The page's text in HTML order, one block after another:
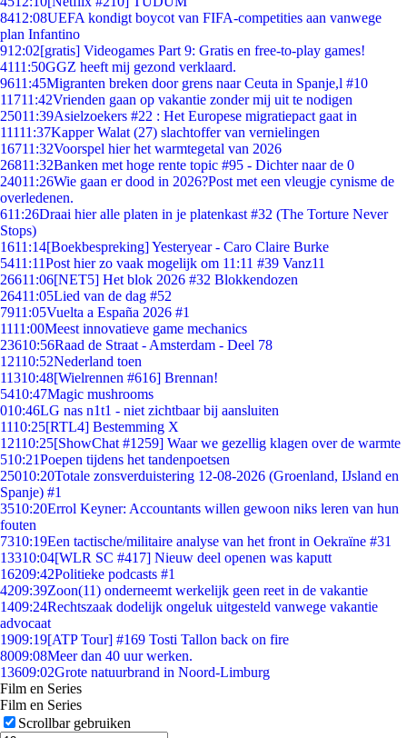
8412:08UEFA kondigt boycot van FIFA-competities aan vanwege
plan Infantino
912:02[gratis] Videogames Part 9: Gratis en free-to-play games!
4111:50GGZ heeft mij gezond verklaard.
9611:45Migranten breken door grens naar Ceuta in Spanje,l #10
11711:42Vrienden gaan op vakantie zonder mij uit te nodigen
25011:39Asielzoekers #22 : Het Europese migratiepact gaat in
11111:37Kapper Walat (27) slachtoffer van vernielingen
16711:32Voorspel hier het warmtegetal van 2026
26811:32Banken met hoge rente topic #95 - Dichter naar de 0
24011:26Wie gaan er dood in 2026?Post met een vleugje cynisme de
overledenen.
611:26Draai hier alle platen in je platenkast #32 (The Torture Never
Stops)
1611:14[Boekbespreking] Yesteryear - Caro Claire Burke
5411:11Post hier zo vaak mogelijk om 11:11 #39 Vanz11
26611:06[NET5] Het blok 2026 #32 Blokkendozen
26411:05Lied van de dag #52
7911:05Vuelta a España 2026 #1
1111:00Meest innovatieve game mechanics
23610:56Raad de Straat - Amsterdam - Deel 78
12110:52Nederland toen
11310:48[Wielrennen #616] Brennan!
5410:47Magic mushrooms
010:46LG nas n1t1 - niet zichtbaar bij aansluiten
1110:25[RTL4] Bestemming X
12110:25[ShowChat #1259] Waar we gezellig klagen over de warmte
510:21Poepen tijdens het tandenpoetsen
25010:20Totale zonsverduistering 12-08-2026 (Groenland, IJsland en
Spanje) #1
3510:20Errol Keyner: Accountants willen gewoon niks leren van hun
fouten
7310:19Een tactische/militaire analyse van het front in Oekraïne #31
13310:04[WLR SC #417] Nieuw deel openen was kaputt
16209:42Politieke podcasts #1
4209:39Zoon(11) onderneemt werkelijk geen reet in de vakantie
1409:24Rechtszaak dodelijk ongeluk uitgesteld vanwege vakantie
advocaat
1909:19[ATP Tour] #169 Tosti Tallon back on fire
8009:08Meer dan 40 uur werken.
13609:02Grote natuurbrand in Noord-Limburg
Film en Series
Film en Series
Scrollbar gebruiken